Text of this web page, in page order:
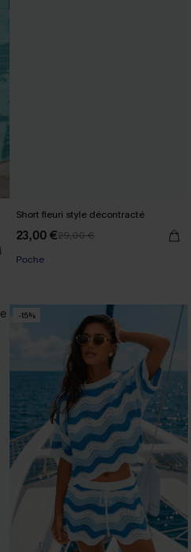
Short fleuri style décontracté
23,00 €29,00 €
Poche
-15%